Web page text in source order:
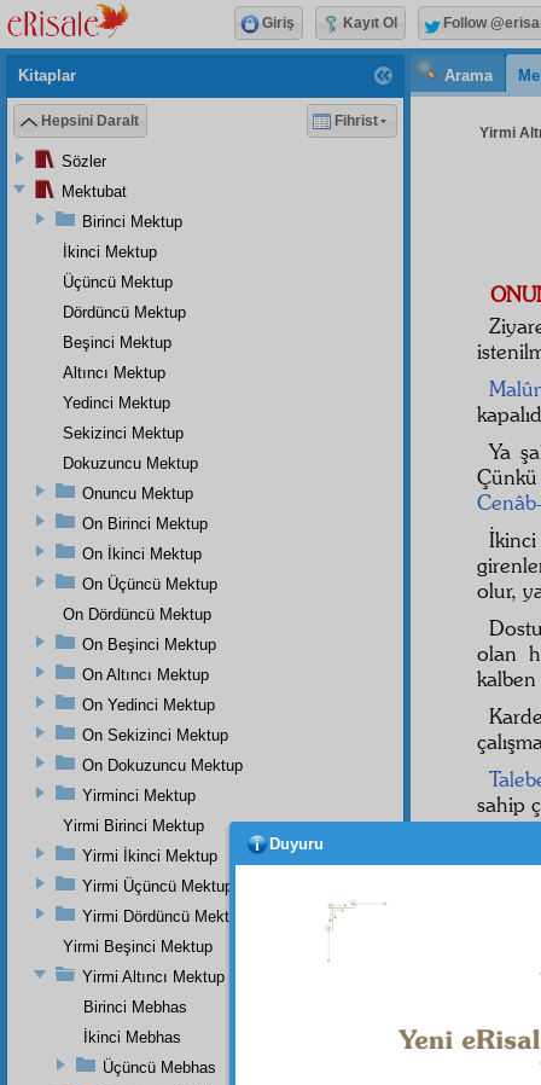
Arama
Yirmi
Ya
olur,
olan
kalben
sahip
Kitaplar
Hepsini Daralt Fihrist
Sözler
Mektubat
Birinci Mektup
İkinci Mektup
Üçüncü Mektup
Dördüncü Mektup
Beşinci Mektup
Altıncı Mektup
Yedinci Mektup
Sekizinci Mektup
Dokuzuncu Mektup
Onuncu Mektup
On Birinci Mektup
On İkinci Mektup
On Üçüncü Mektup
On Dördüncü Mektup
On Beşinci Mektup
On Altıncı Mektup
On Yedinci Mektup
On Sekizinci Mektup
On Dokuzuncu Mektup
Yirminci Mektup
Yirmi Birinci Mektup
Yirmi İkinci Mektup
Yirmi Üçüncü Mektup
Yirmi Dördüncü Mektup
Yirmi Beşinci Mektup
Yirmi Altıncı Mektup
Birinci Mebhas
İkinci Mebhas
Üçüncü Mebhas
Giriş Kayıt Ol Follow
Duyuru